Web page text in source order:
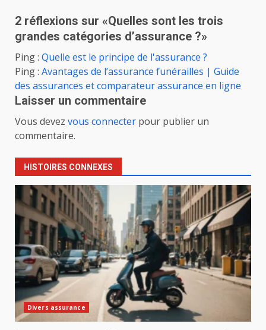
2 réflexions sur «Quelles sont les trois
grandes catégories d’assurance ?»
Ping : Quelle est le principe de l'assurance ?
Ping : Avantages de l’assurance funérailles | Guide
des assurances et comparateur assurance en ligne
Laisser un commentaire
Vous devez vous connecter pour publier un
commentaire.
HISTOIRES CONNEXES
Divers assurance